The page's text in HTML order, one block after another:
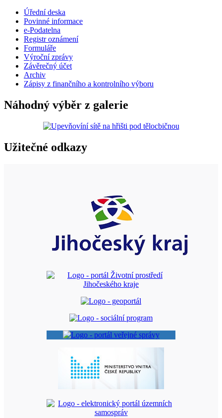
Úřední deska
Povinné informace
e-Podatelna
Registr oznámení
Formuláře
Výroční zprávy
Závěrečný účet
Archiv
Zápisy z finančního a kontrolního výboru
Náhodný výběr z galerie
Užitečné odkazy